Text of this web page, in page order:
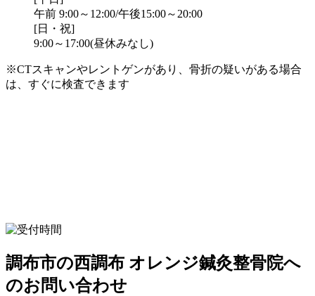
午前 9:00～12:00/午後15:00～20:00
[日・祝]
9:00～17:00(昼休みなし)
※CTスキャンやレントゲンがあり、骨折の疑いがある場合
は、すぐに検査できます
調布市の西調布 オレンジ鍼灸整骨院へ
のお問い合わせ